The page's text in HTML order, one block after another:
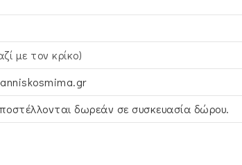
με τον κρίκο)
δωρεάν σε συσκευασία δώρου.